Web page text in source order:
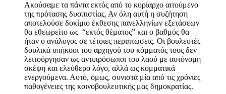
Ακούσαμε τα πάντα εκτός από το κυρίαρχο αιτούμενο
της πρότασης δυσπιστίας. Αν όλη αυτή η συζήτηση
αποτελούσε δοκίμιο έκθεσης πανελληνίων εξετάσεων
θα εθεωρείτο ως “εκτός θέματος” και ο βαθμός θα
ήταν ο ανάλογος σε τέτοιες περιπτώσεις. Οι βουλευτές
δουλικά υπήκοοι του αρχηγού του κόμματός τους δεν
λειτούργησαν ως αντιπρόσωποι του λαού με αυτόνομη
σκέψη και ελεύθερο λόγο, αλλά ως κομματικά
ενεργούμενα. Αυτό, όμως, συνιστά μία από τις χρόνιες
παθογένειες της κοινοβουλευτικής μας δημοκρατίας.